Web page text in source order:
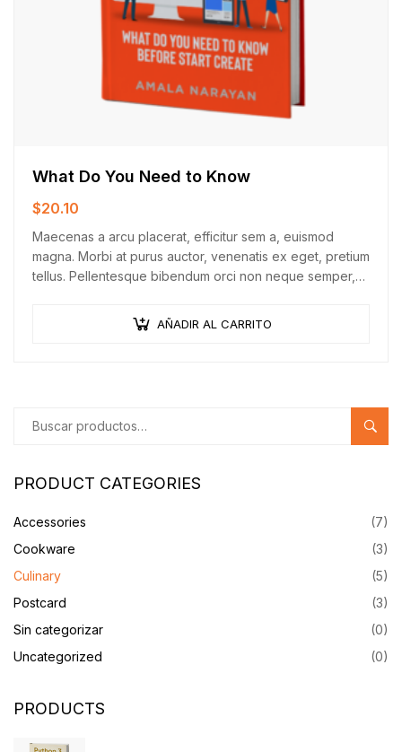
What Do You Need to Know
$20.10
Maecenas a arcu placerat, efficitur sem a, euismod
magna. Morbi at purus auctor, venenatis ex eget, pretium
tellus. Pellentesque bibendum orci non neque semper,
AÑADIR AL CARRITO
PRODUCT CATEGORIES
Accessories
(7)
Cookware
(3)
Culinary
(5)
Postcard
(3)
Sin categorizar
(0)
Uncategorized
(0)
PRODUCTS